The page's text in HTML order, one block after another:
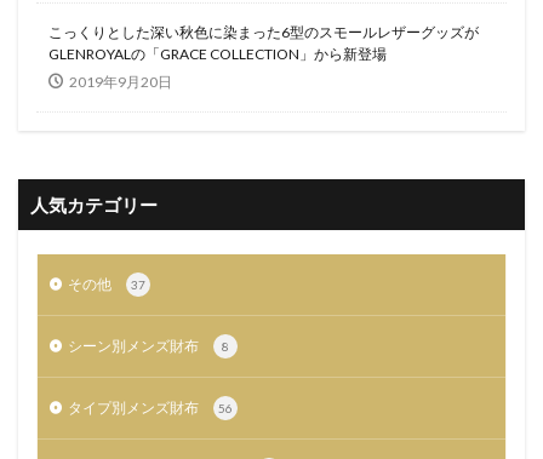
こっくりとした深い秋色に染まった6型のスモールレザーグッズが
GLENROYALの「GRACE COLLECTION」から新登場
2019年9月20日
人気カテゴリー
その他 37
シーン別メンズ財布 8
タイプ別メンズ財布 56